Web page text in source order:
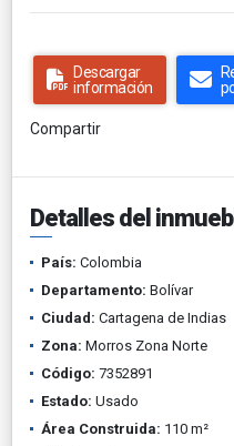
Descargar
información
Compartir
Detalles del
País: Colombia
Departamento: Bolívar
Ciudad: Cartagena de Indias
Zona: Morros Zona Norte
Código: 7352891
Estado: Usado
Área Construida: 110 m²